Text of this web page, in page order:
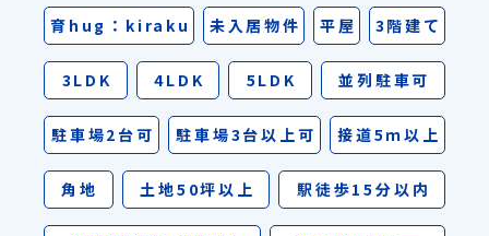
育hug：kiraku 未入居物件 平屋 3階建て
3LDK 4LDK 5LDK 並列駐車可
駐車場2台可 駐車場3台以上可 接道5ｍ以上
角地 土地50坪以上 駅徒歩15分以内